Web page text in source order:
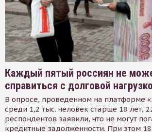
Каждый пятый россиян не
справиться с долговой
В опросе, проведенном на платформе
среди 1,2 тыс. человек старше 18 лет,
респондентов заявили, что не могут
кредитные задолженности. При этом